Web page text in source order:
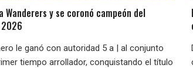
Wanderers y se coronó campeón del
le ganó con autoridad 5 a | al conjunto
tiempo arrollador, conquistando el título